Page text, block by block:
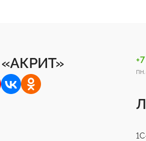
«АКРИТ»